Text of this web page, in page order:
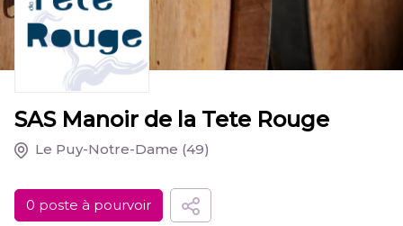
SAS Manoir de la Tete Rouge
Le Puy-Notre-Dame (49)
0 poste à pourvoir